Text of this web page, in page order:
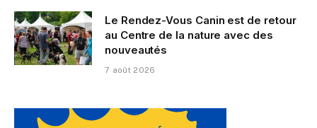
Le Rendez-Vous Canin est de retour
au Centre de la nature avec des
nouveautés
7 août 2026